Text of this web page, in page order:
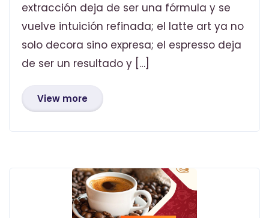
extracción deja de ser una fórmula y se
vuelve intuición refinada; el latte art ya no
solo decora sino expresa; el espresso deja
de ser un resultado y […]
View more